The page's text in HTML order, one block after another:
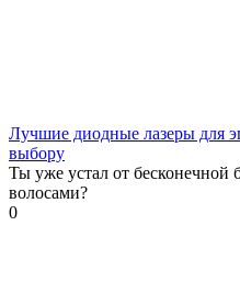
Лучшие диодные лазеры для
выбору
Ты уже устал от бесконечной
волосами?
0